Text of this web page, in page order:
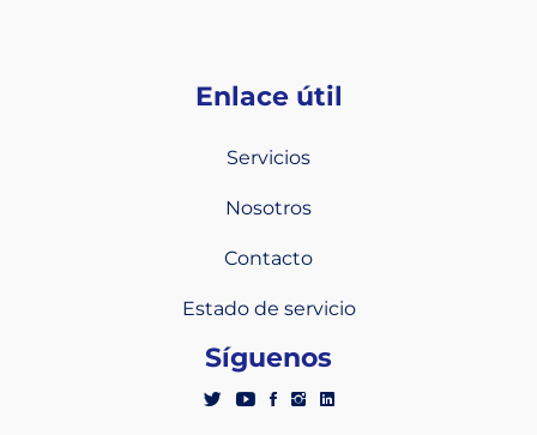
Enlace útil
Servicios
Nosotros
Contacto
Estado de servicio
Síguenos